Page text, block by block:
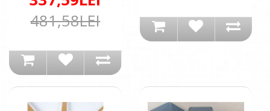
481,58LEI